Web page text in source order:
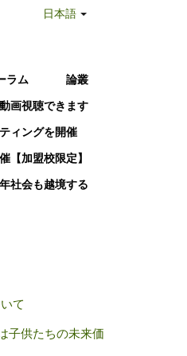
日本語
ラム
論叢
画視聴できます
ィングを開催
【加盟校限定】
社会も越境する
て
子供たちの未来価